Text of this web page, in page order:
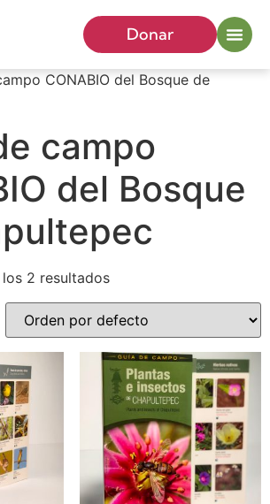
Donar
CONABIO del Bosque de
campo
del Bosque
2 resultados